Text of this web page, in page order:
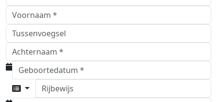
Rijbewijs